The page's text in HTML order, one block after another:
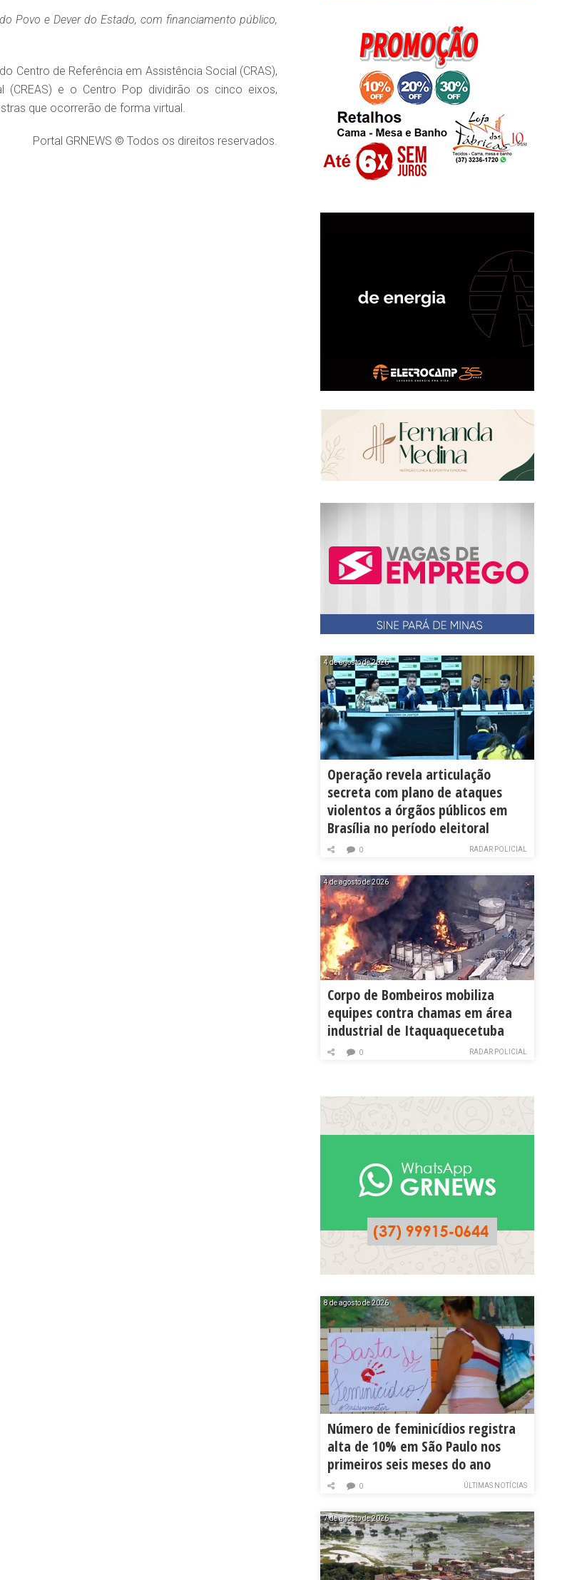
Povo e Dever do Estado, com financiamento público,
Centro de Referência em Assistência Social (CRAS),
(CREAS) e o Centro Pop dividirão os cinco eixos,
que ocorrerão de forma virtual.
Portal GRNEWS © Todos os direitos reservados.
4 de agosto de 2026
Operação revela articulação
secreta com plano de ataques
violentos a órgãos públicos em
Brasília no período eleitoral
RADAR POLICIAL
0
4 de agosto de 2026
Corpo de Bombeiros mobiliza
equipes contra chamas em área
industrial de Itaquaquecetuba
RADAR POLICIAL
0
8 de agosto de 2026
Número de feminicídios registra
alta de 10% em São Paulo nos
primeiros seis meses do ano
ÚLTIMAS NOTÍCIAS
0
7 de agosto de 2026